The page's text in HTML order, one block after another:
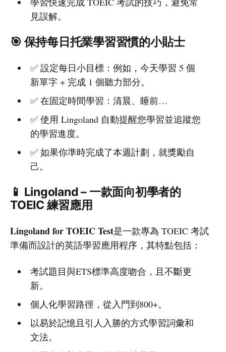
見誤解。
🎯 保持每日托業學習習慣的小貼士
✅ 設定每日小目標：例如，今天學習 5 個
新單字 + 完成 1 個聽力部分。
✅ 在固定時間學習：清晨、睡前…
✅ 使用 Lingoland 自動提醒您學習並追蹤您
的學習進度。
✅ 如果你準時完成了本週計劃，就獎勵自
己。
📱 Lingoland – 一款面向初學者的
TOEIC 練習應用
Lingoland for TOEIC Test是一款專為 TOEIC 考試
準備而設計的英語學習應用程序，其特點包括：
考試題目與ETS標準高度吻合，且不斷更
新。
個人化學習路徑，從入門到800+。
以易於記憶且引人入勝的方式學習詞彙和
文法。